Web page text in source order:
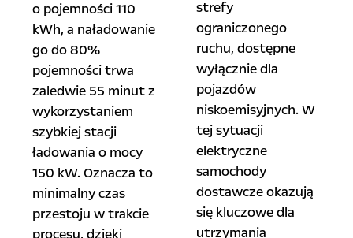
o pojemności 110
kWh, a naładowanie
go do 80%
pojemności trwa
zaledwie 55 minut z
wykorzystaniem
szybkiej stacji
ładowania o mocy
150 kW. Oznacza to
minimalny czas
przestoju w trakcie
strefy
ograniczonego
ruchu, dostępne
wyłącznie dla
pojazdów
niskoemisyjnych. W
tej sytuacji
elektryczne
samochody
dostawcze okazują
się kluczowe dla
utrzymania